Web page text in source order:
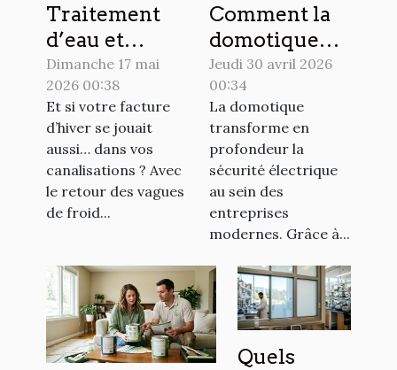
Traitement
d’eau et
économies
d’énergie :
des alliés
insoupçonnés
pour l’hiver
Dimanche 17 mai
2026 00:38
Et si votre facture
d’hiver se jouait
aussi… dans vos
canalisations ? Avec
le retour des vagues
de froid...
Comment la
domotique
redéfinit la
sécurité
électrique en
entreprise
Jeudi 30 avril 2026
00:34
La domotique
transforme en
profondeur la
sécurité électrique
au sein des
entreprises
modernes. Grâce à...
Quels